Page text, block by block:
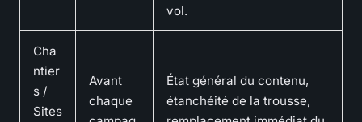
vol.
Cha
ntier
s /
Sites
Avant
chaque
État général du contenu,
étanchéité de la trousse,